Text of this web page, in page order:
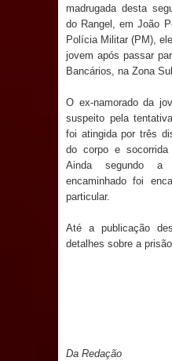
aborda de
Confira!
Prefeitura
campanha
Caldas
madrugada desta
do Rangel, em João
Polícia Militar (PM),
jovem após passar
Bancários, na Zona
O ex-namorado da
suspeito pela
foi atingida por três
do corpo e socorrida
Ainda segundo
encaminhado foi
particular.
Até a publicação
detalhes sobre a
Da Redação